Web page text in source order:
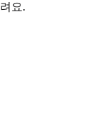
요.